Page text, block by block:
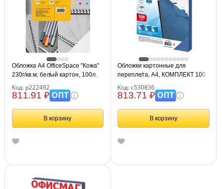
Обложка А4 OfficeSpace "Кожа"
230г/кв.м, белый картон, 100л.
Код: р222492
811.91 ₽ОПТ
В корзину
Обложки картонные для
переплета, А4, КОМПЛЕКТ 100
синие, BRAUBERG, 530836
Код: с530836
813.71 ₽ОПТ
В корзину